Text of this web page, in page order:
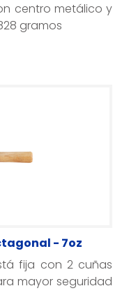
centro metálico y
gramos
- 7oz
fija con 2 cuñas
mayor seguridad